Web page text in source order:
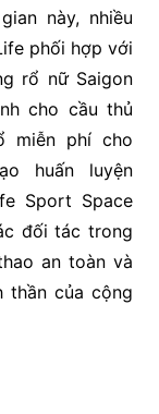
này, nhiều
phối hợp với
rổ nữ Saigon
cho cầu thủ
miễn phí cho
huấn luyện
Sport Space
đối tác trong
an toàn và
thần của cộng